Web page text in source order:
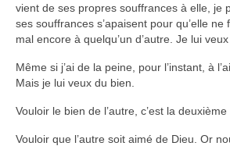
vient de ses propres souffrances à elle, je
ses souffrances s’apaisent pour qu’elle ne
mal encore à quelqu’un d’autre. Je lui veux
Même si j’ai de la peine, pour l’instant, à
Mais je lui veux du bien.
Vouloir le bien de l’autre, c’est la deuxième
Vouloir que l’autre soit aimé de Dieu. Or